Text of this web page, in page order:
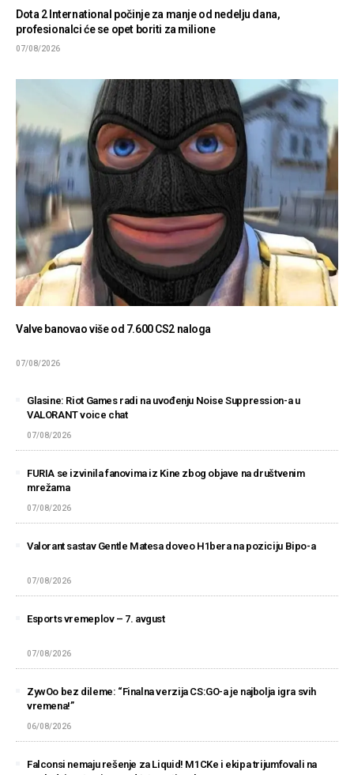
Dota 2 International počinje za manje od nedelju dana,
profesionalci će se opet boriti za milione
07/08/2026
Valve banovao više od 7.600 CS2 naloga
07/08/2026
Glasine: Riot Games radi na uvođenju Noise Suppression-a u
VALORANT voice chat
07/08/2026
FURIA se izvinila fanovima iz Kine zbog objave na društvenim
mrežama
07/08/2026
Valorant sastav Gentle Matesa doveo H1bera na poziciju Bipo-a
07/08/2026
Esports vremeplov – 7. avgust
07/08/2026
ZywOo bez dileme: “Finalna verzija CS:GO-a je najbolja igra svih
vremena!”
06/08/2026
Falconsi nemaju rešenje za Liquid! M1CKe i ekipa trijumfovali na